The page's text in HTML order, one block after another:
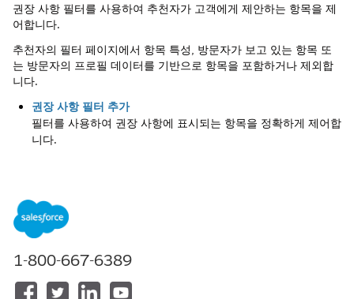
권장 사항 필터를 사용하여 추천자가 고객에게 제안하는 항목을 제
어합니다.
추천자의 필터 페이지에서 항목 특성, 방문자가 보고 있는 항목 또
는 방문자의 프로필 데이터를 기반으로 항목을 포함하거나 제외합
니다.
권장 사항 필터 추가
필터를 사용하여 권장 사항에 표시되는 항목을 정확하게 제어합
니다.
많습니다. Salesforce Personalization은 Checkout 시 최소 지
출 충족과 같은 최종 단계 확인 기준을 적용하지 않지만 프로필
기준 또는 사용자 컨텍스트별로 필터링하여 권장 사항을 억제할
사용자가 개인 설정 요청을 할 때 전달되는 동적 변수를 기반으
1-800-667-6389